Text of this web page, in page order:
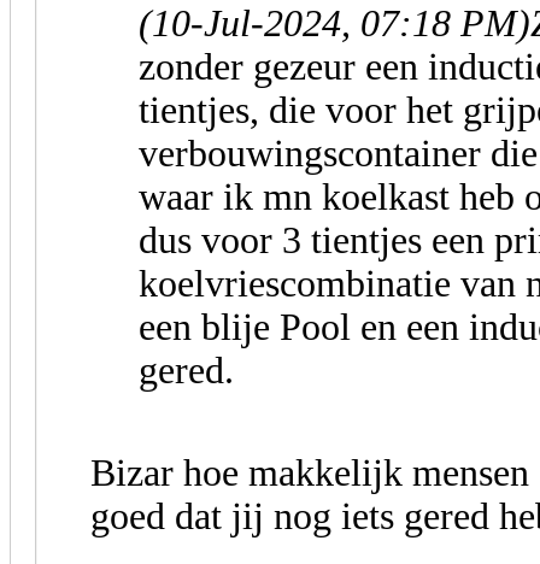
(10-Jul-2024, 07:18 PM)
zonder gezeur een
tientjes, die voor het
verbouwingscontainer
waar ik mn koelkast heb
dus voor 3 tientjes een
koelvriescombinatie van
een blije Pool en een
gered.
Bizar hoe makkelijk
goed dat jij nog iets gered